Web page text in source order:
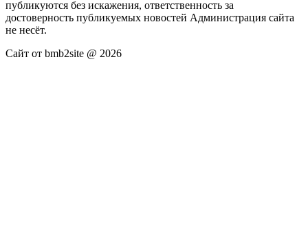
публикуются без искажения, ответственность за
достоверность публикуемых новостей Администрация сайта
не несёт.
Сайт от bmb2site @ 2026